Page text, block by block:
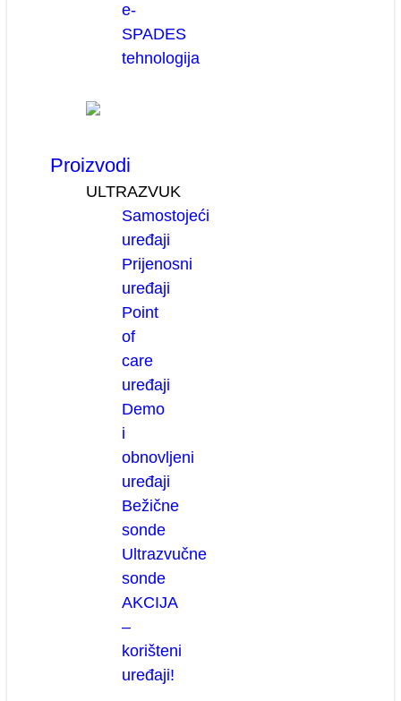
e-
SPADES
tehnologija
Proizvodi
ULTRAZVUK
Samostojeći
uređaji
Prijenosni
uređaji
Point
of
care
uređaji
Demo
i
obnovljeni
uređaji
Bežične
sonde
Ultrazvučne
sonde
AKCIJA
–
korišteni
uređaji!